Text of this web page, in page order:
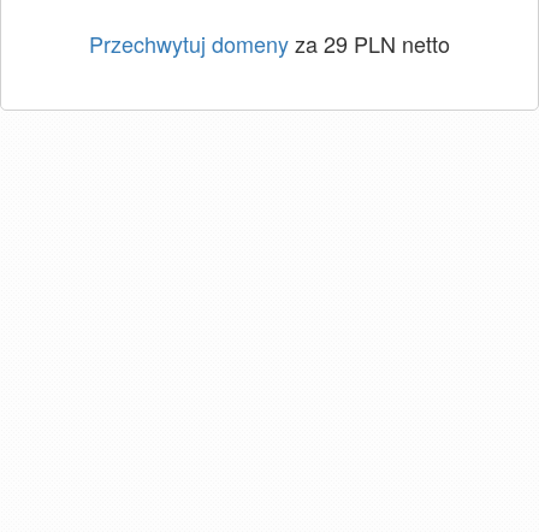
Przechwytuj domenyza 29 PLN netto